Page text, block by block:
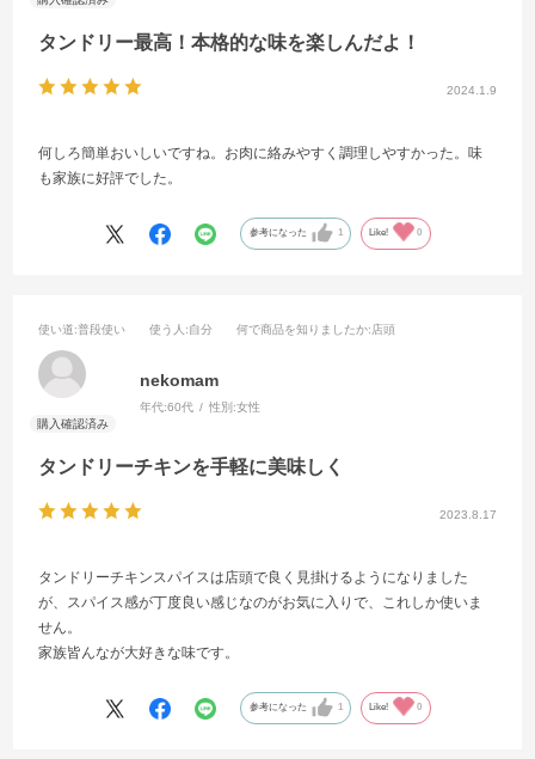
2024.1.9
タンドリー最高！本格的な味を楽しんだよ！
何しろ簡単おいしいですね。お肉に絡みやすく調理しやすかった。味
も家族に好評でした。
参考になった 1 Like! 0
2023.8.17
タンドリーチキンを手軽に美味しく
使い道:普段使い 使う人 :自分 何で商品を知りましたか:店頭
nekomam
年代:60代 性別:女性
タンドリーチキンスパイスは店頭で良く見掛けるようになりました
が、スパイス感が丁度良い感じなのがお気に入りで、これしか使いま
せん。
家族皆んなが大好きな味です。
参考になった 1 Like! 0